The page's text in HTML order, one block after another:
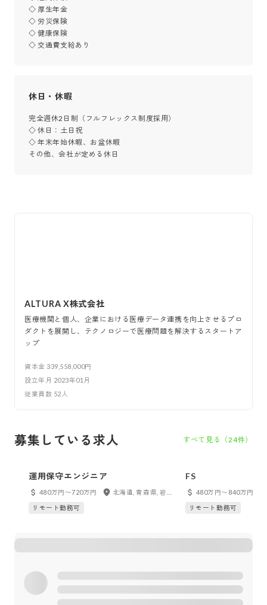
◇ 厚生年金
◇ 労災保険
◇ 健康保険
◇ 交通費支給あり
休日・休暇
完全週休2日制（フルフレックス制度採用）
◇ 休日：土日祝
◇ 年末年始休暇、お盆休暇
その他、会社が定める休日
ALTURA X株式会社
医療機関と個人、企業における医療データ連携を向上させるプロ
ダクトを展開し、テクノロジーで医療問題を解決するスタートア
ップ
資本金 339,558,000円
設立年月 2023年01月
従業員数 52 人
募集している求人 すべて見る（24件）
運用保守エンジニア
480万円〜720万円
リモート勤務可
FS
480万円〜840万円
リモート勤務可